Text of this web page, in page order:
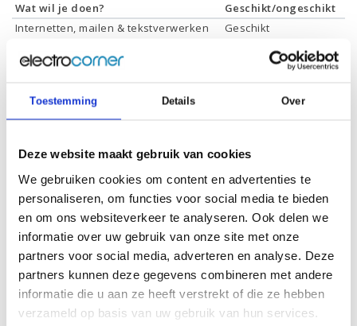
Toestemming Details Over
Deze website maakt gebruik van cookies
We gebruiken cookies om content en advertenties te
personaliseren, om functies voor social media te bieden
en om ons websiteverkeer te analyseren. Ook delen we
informatie over uw gebruik van onze site met onze
partners voor social media, adverteren en analyse. Deze
partners kunnen deze gegevens combineren met andere
informatie die u aan ze heeft verstrekt of die ze hebben
verzameld op basis van uw gebruik van hun services.
Wat wil je doen?
Geschikt/ongeschikt
Internetten, mailen & tekstverwerken
Geschikt
Foto's bewerken
Geschikt
Gamen
Specificaties
Schermdiagonaal:
16.1 inch (40,9 cm)
Scherm resolutie:
1920 x 1080 (Full HD)
Touchscreen:
-
Scherm reflectie:
Ontspiegeld